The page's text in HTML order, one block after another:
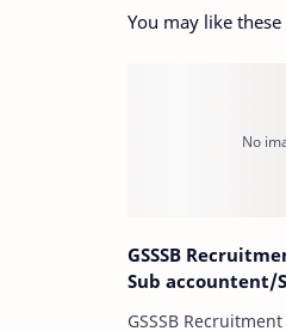
You may like
GSSSB
Sub accountent/
GSSSB